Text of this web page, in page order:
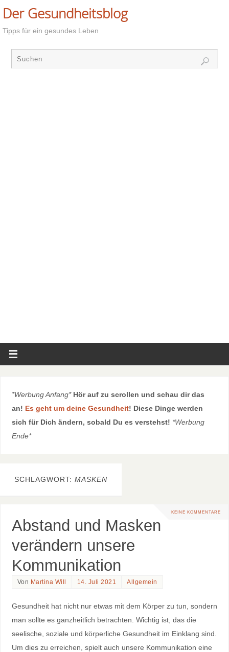
Der Gesundheitsblog
Tipps für ein gesundes Leben
*Werbung Anfang* Hör auf zu scrollen und schau dir das
an! Es geht um deine Gesundheit! Diese Dinge werden
sich für Dich ändern, sobald Du es verstehst! *Werbung
Ende*
SCHLAGWORT: MASKEN
KEINE KOMMENTARE
Abstand und Masken
verändern unsere
Kommunikation
Von Martina Will 14. Juli 2021 Allgemein
Gesundheit hat nicht nur etwas mit dem Körper zu tun, sondern
man sollte es ganzheitlich betrachten. Wichtig ist, das die
seelische, soziale und körperliche Gesundheit im Einklang sind.
Um dies zu erreichen, spielt auch unsere Kommunikation eine